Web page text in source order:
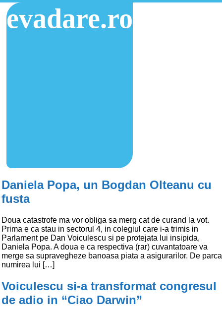
evadare.ro
Daniela Popa, un Bogdan Olteanu cu
fusta
Doua catastrofe ma vor obliga sa merg cat de curand la vot.
Prima e ca stau in sectorul 4, in colegiul care i-a trimis in
Parlament pe Dan Voiculescu si pe protejata lui insipida,
Daniela Popa. A doua e ca respectiva (rar) cuvantatoare va
merge sa supravegheze banoasa piata a asigurarilor. De parca
numirea lui […]
Voiculescu si-a transformat congresul
de adio in “Ciao Darwin”